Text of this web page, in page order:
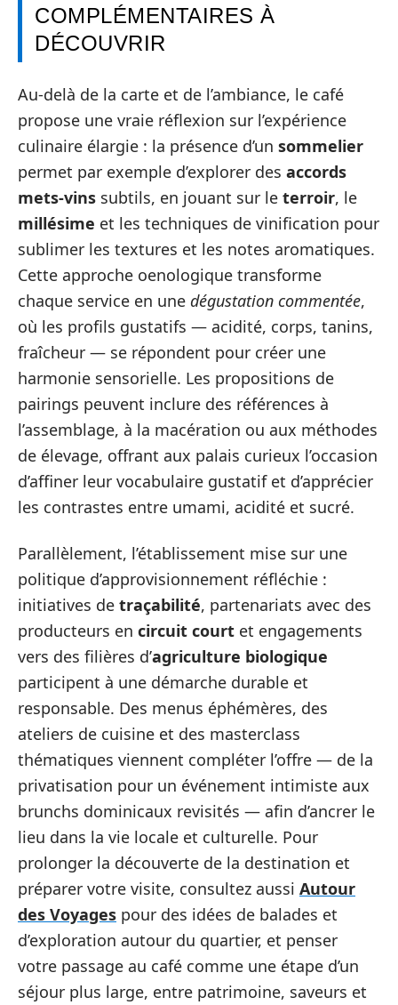
COMPLÉMENTAIRES À
DÉCOUVRIR
Au-delà de la carte et de l’ambiance, le café
propose une vraie réflexion sur l’expérience
culinaire élargie : la présence d’un sommelier
permet par exemple d’explorer des accords
mets-vins subtils, en jouant sur le terroir, le
millésime et les techniques de vinification pour
sublimer les textures et les notes aromatiques.
Cette approche oenologique transforme
chaque service en une dégustation commentée,
où les profils gustatifs — acidité, corps, tanins,
fraîcheur — se répondent pour créer une
harmonie sensorielle. Les propositions de
pairings peuvent inclure des références à
l’assemblage, à la macération ou aux méthodes
de élevage, offrant aux palais curieux l’occasion
d’affiner leur vocabulaire gustatif et d’apprécier
les contrastes entre umami, acidité et sucré.
Parallèlement, l’établissement mise sur une
politique d’approvisionnement réfléchie :
initiatives de traçabilité, partenariats avec des
producteurs en circuit court et engagements
vers des filières d’agriculture biologique
participent à une démarche durable et
responsable. Des menus éphémères, des
ateliers de cuisine et des masterclass
thématiques viennent compléter l’offre — de la
privatisation pour un événement intimiste aux
brunchs dominicaux revisités — afin d’ancrer le
lieu dans la vie locale et culturelle. Pour
prolonger la découverte de la destination et
préparer votre visite, consultez aussi Autour
des Voyages pour des idées de balades et
d’exploration autour du quartier, et penser
votre passage au café comme une étape d’un
séjour plus large, entre patrimoine, saveurs et